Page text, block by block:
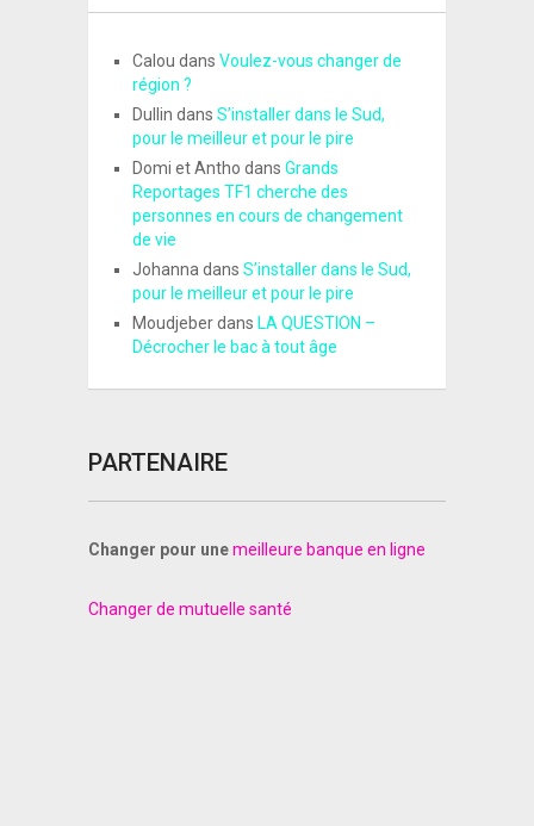
Calou dans Voulez-vous changer de
région ?
Dullin dans S’installer dans le Sud,
pour le meilleur et pour le pire
Domi et Antho dans Grands
Reportages TF1 cherche des
personnes en cours de changement
de vie
Johanna dans S’installer dans le Sud,
pour le meilleur et pour le pire
Moudjeberdans LA QUESTION –
Décrocher le bac à tout âge
PARTENAIRE
Changer pour unemeilleure banque en ligne
Changer de mutuelle santé